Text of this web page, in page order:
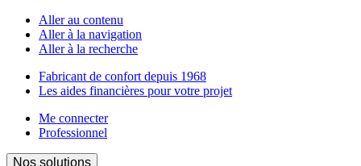
Aller au contenu
Aller à la navigation
Aller à la recherche
Fabricant de confort depuis 1968
Les aides financières pour votre projet
Me connecter
Professionnel
Nos solutions